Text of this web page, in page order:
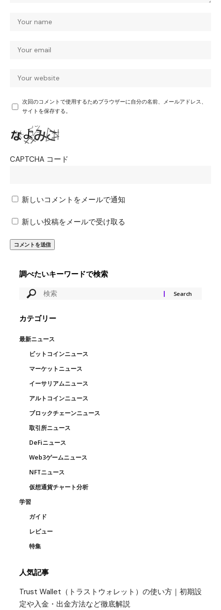
次回のコメントで使用するためブラウザーに自分の名前、メールアドレス、
サイトを保存する。
CAPTCHA コード
新しいコメントをメールで通知
新しい投稿をメールで受け取る
調べたいキーワードで検索
カテゴリー
最新ニュース
ビットコインニュース
マーケットニュース
イーサリアムニュース
アルトコインニュース
ブロックチェーンニュース
取引所ニュース
DeFiニュース
Web3ゲームニュース
NFTニュース
仮想通貨チャート分析
学習
ガイド
レビュー
特集
人気記事
Trust Wallet（トラストウォレット）の使い方｜初期設
定や入金・出金方法など徹底解説